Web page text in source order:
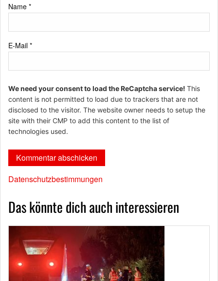
Name *
E-Mail *
We need your consent to load the ReCaptcha service! This
content is not permitted to load due to trackers that are not
disclosed to the visitor. The website owner needs to setup the
site with their CMP to add this content to the list of
technologies used.
Datenschutzbestimmungen
Das könnte dich auch interessieren